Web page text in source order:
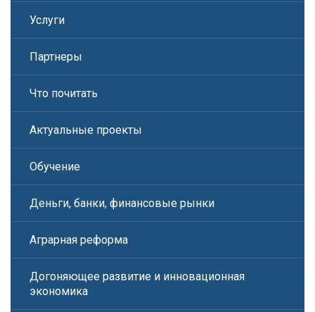
Услуги
Партнеры
Что почитать
Актуальные проекты
Обучение
Деньги, банки, финансовые рынки
Аграрная реформа
Догоняющее развитие и инновационная
экономика